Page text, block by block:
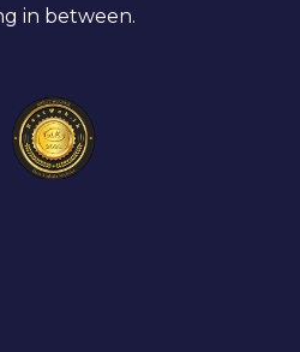
in between.